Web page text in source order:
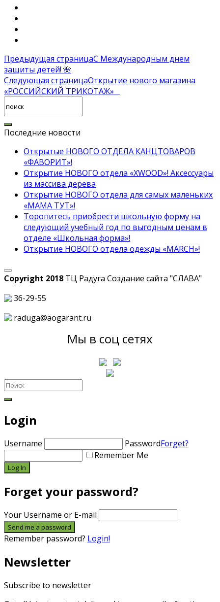
Предыдущая страницаС Международным днем
защиты детей! 🌺
Следующая страницаОткрытие нового магазина
«РОССИЙСКИЙ ТРИКОТАЖ»⁣⁣⠀
Последние новости
Открытые НОВОГО ОТДЕЛА КАНЦТОВАРОВ
«ФАВОРИТ»!
Открытие НОВОГО отдела «XWOOD»! Аксессуары
из массива дерева
Открытие НОВОГО отдела для самых маленьких
«МАМА ТУТ»!
Торопитесь приобрести школьную форму на
следующий учебный год по выгодным ценам в
отделе «Школьная форма»!
Открытие НОВОГО отдела одежды «MARCH»!
Copyright 2018 ТЦ Радуга Создание сайта "СЛАВА"
36-29-55
raduga@aogarant.ru
Мы в соц сетях
Login
Username PasswordForget?
Remember Me
Forget your password?
Your Username or E-mail
Remember password? Login!
Newsletter
Subscribe to newsletter